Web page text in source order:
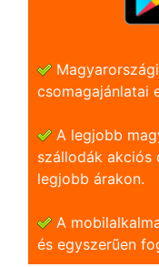
csomagajánlatai
A legjobb
szállodák akciós
legjobb árakon.
A
és egyszerũen